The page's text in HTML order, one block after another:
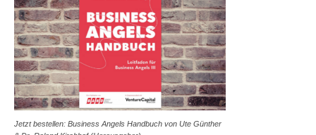
Jetzt bestellen: Business Angels Handbuch von Ute Günther